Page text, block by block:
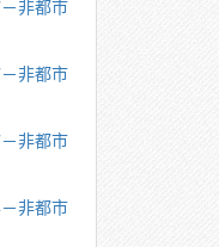
非都市
非都市
非都市
非都市